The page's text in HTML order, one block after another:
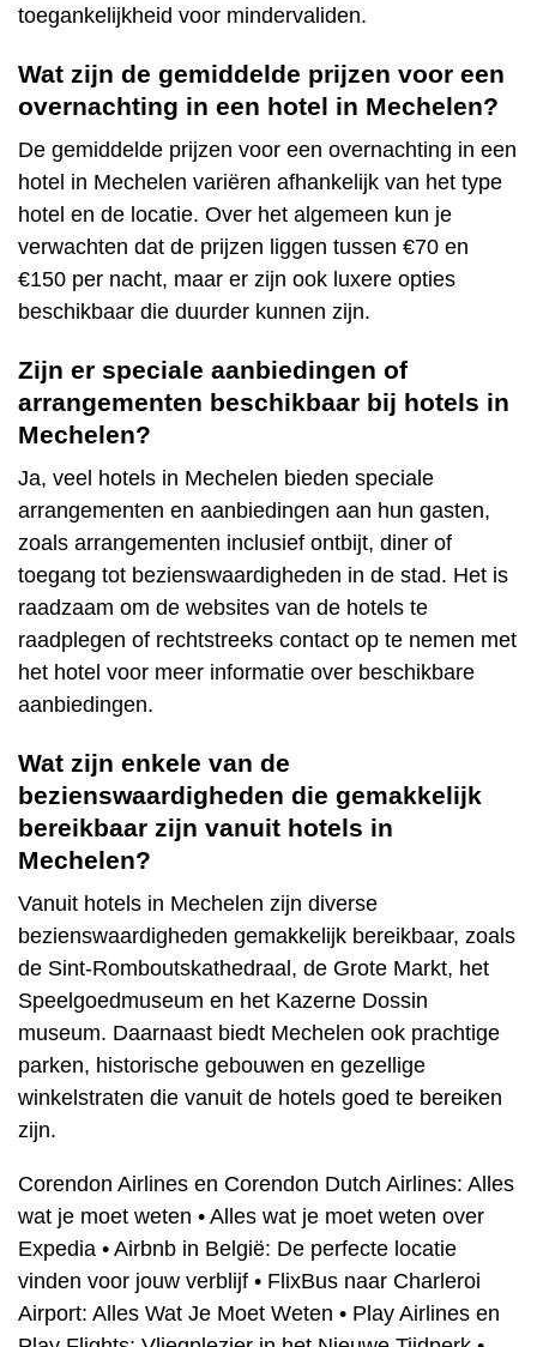
toegankelijkheid voor mindervaliden.
Wat zijn de gemiddelde prijzen voor een
overnachting in een hotel in Mechelen?
De gemiddelde prijzen voor een overnachting in een
hotel in Mechelen variëren afhankelijk van het type
hotel en de locatie. Over het algemeen kun je
verwachten dat de prijzen liggen tussen €70 en
€150 per nacht, maar er zijn ook luxere opties
beschikbaar die duurder kunnen zijn.
Zijn er speciale aanbiedingen of
arrangementen beschikbaar bij hotels in
Mechelen?
Ja, veel hotels in Mechelen bieden speciale
arrangementen en aanbiedingen aan hun gasten,
zoals arrangementen inclusief ontbijt, diner of
toegang tot bezienswaardigheden in de stad. Het is
raadzaam om de websites van de hotels te
raadplegen of rechtstreeks contact op te nemen met
het hotel voor meer informatie over beschikbare
aanbiedingen.
Wat zijn enkele van de
bezienswaardigheden die gemakkelijk
bereikbaar zijn vanuit hotels in
Mechelen?
Vanuit hotels in Mechelen zijn diverse
bezienswaardigheden gemakkelijk bereikbaar, zoals
de Sint-Romboutskathedraal, de Grote Markt, het
Speelgoedmuseum en het Kazerne Dossin
museum. Daarnaast biedt Mechelen ook prachtige
parken, historische gebouwen en gezellige
winkelstraten die vanuit de hotels goed te bereiken
zijn.
Corendon Airlines en Corendon Dutch Airlines: Alles
wat je moet weten • Alles wat je moet weten over
Expedia • Airbnb in België: De perfecte locatie
vinden voor jouw verblijf • FlixBus naar Charleroi
Airport: Alles Wat Je Moet Weten • Play Airlines en